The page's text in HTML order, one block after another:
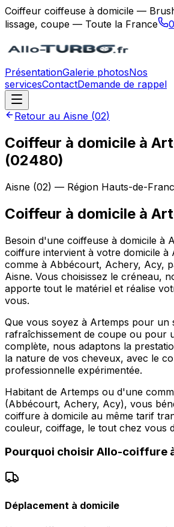
Coiffeur coiffeuse à domicile —
lissage, coupe — Toute la France
PrésentationGalerie photosNos
servicesContactDemande de rappel
Retour au Aisne (02)
Coiffeur à domicile à
(02480)
Aisne (02) — Région Hauts-de-
Coiffeur à domicile à
Besoin d'une coiffeuse à domicile à
coiffure intervient à votre domicile à
comme à Abbécourt, Achery, Acy,
Aisne. Vous choisissez le créneau,
apporte tout le matériel et réalise
vous.
Que vous soyez à Artemps pour un
rafraîchissement de coupe ou pour
complète, nous adaptons la
la nature de vos cheveux, avec le
professionnelle expérimentée.
Habitant de Artemps ou d'une
(Abbécourt, Achery, Acy), vous
coiffure à domicile au même tarif
couleur, coiffage, le tout chez vous
Pourquoi choisir Allo-coiffure
Déplacement à domicile